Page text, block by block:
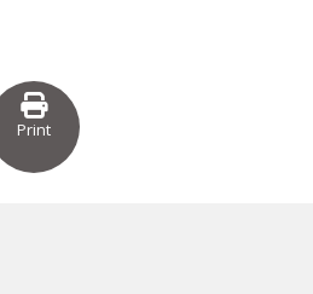
Print